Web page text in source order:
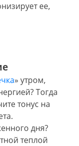
ее,
» утром,
Тогда
тонус на
дня?
теплой